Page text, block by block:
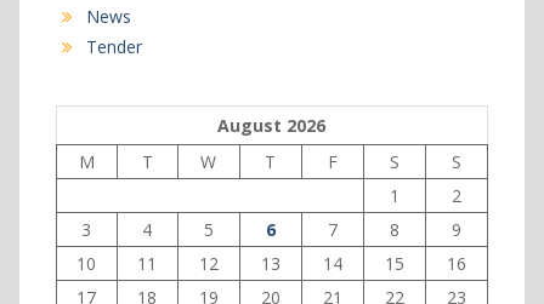
News
Tender
August 2026
M
T W T F S
S
1
2
3
4 5 6 7 8
9
10
11 12 13 14 15
16
17
18 19 20 21 22
23